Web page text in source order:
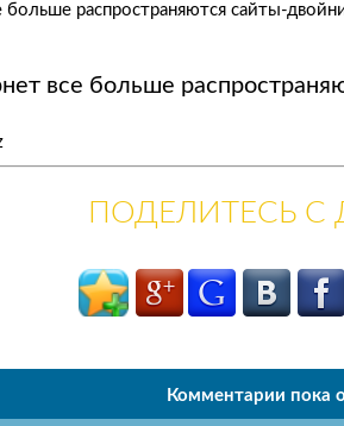
больше распространяются сайты-
все больше
ПОДЕЛИТЕСЬ С
Комментарии пока